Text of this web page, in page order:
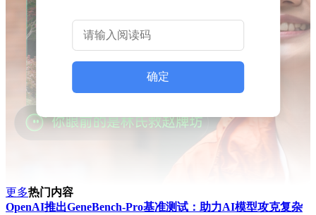
确定
更多热门内容
OpenAI推出GeneBench-Pro基准测试：助力AI模型攻克复杂